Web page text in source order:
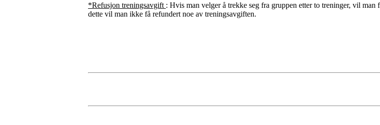
*Refusjon treningsavgift : Hvis man velger å trekke seg fra gruppen etter to treninger, vil
dette vil man ikke få refundert noe av treningsavgiften.